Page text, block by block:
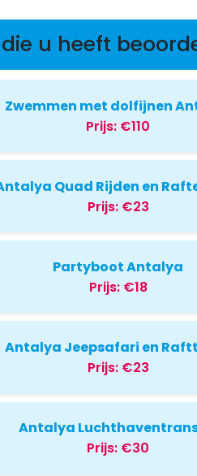
u heeft
Zwemmen met dolfijnen
Prijs: €110
Quad Rijden en
Prijs: €23
Partyboot Antalya
Prijs: €18
Antalya Jeepsafari en
Prijs: €23
Antalya
Prijs: €30